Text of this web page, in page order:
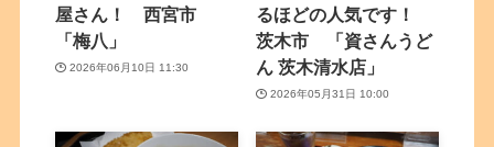
屋さん！ 西宮市
「梅八」
2026年06月10日 11:30
るほどの人気です！
茨木市 「資さんうど
ん 茨木清水店」
2026年05月31日 10:00